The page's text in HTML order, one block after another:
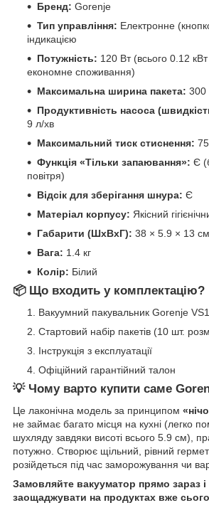
Бренд: Gorenje
Тип управління: Електронне
індикацією
Потужність: 120 Вт (всього 0.12
економне споживання)
Максимальна ширина пакета: 300
Продуктивність насоса
9 л/хв
Максимальний тиск стиснення:
Функція «Тільки запаювання»: Є
повітря)
Відсік для зберігання шнура: Є
Матеріал корпусу: Якісний
Габарити (ШхВхГ): 38 × 5.9 × 13 см
Вага: 1.4 кг
Колір: Білий
📦 Що входить у комплектацію?
Вакуумний пакувальник Gorenje
Стартовий набір пакетів (10 шт.
Інструкція з експлуатації
Офіційний гарантійний талон
💡 Чому варто купити саме
Це лаконічна модель за принципом
не займає багато місця на кухні (легко
шухляду завдяки висоті всього 5.9 см),
потужно. Створює щільний, рівний
розійдеться під час заморожування чи
Замовляйте вакууматор прямо зараз і
заощаджувати на продуктах вже